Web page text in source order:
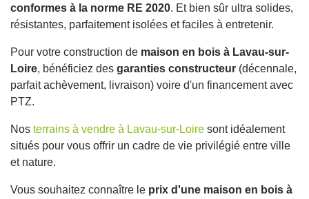
conformes à la norme RE 2020. Et bien sûr ultra solides,
résistantes, parfaitement isolées et faciles à entretenir.
Pour votre construction de maison en bois à Lavau-sur-
Loire, bénéficiez des garanties constructeur (décennale,
parfait achèvement, livraison) voire d'un financement avec
PTZ.
Nos terrains à vendre à Lavau-sur-Loire sont idéalement
situés pour vous offrir un cadre de vie privilégié entre ville
et nature.
Vous souhaitez connaître le prix d'une maison en bois à